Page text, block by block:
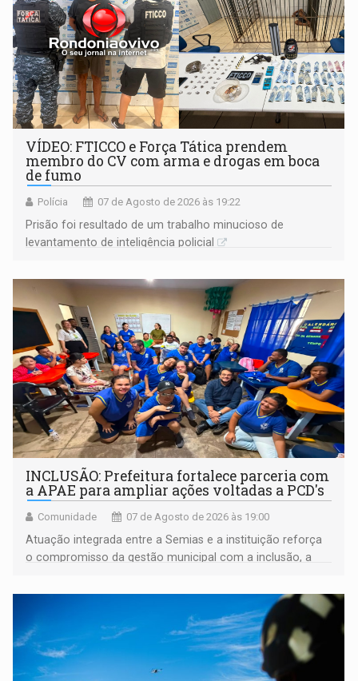
VÍDEO: FTICCO e Força Tática prendem
membro do CV com arma e drogas em boca
de fumo
Polícia 07 de Agosto de 2026 às 19:22
Prisão foi resultado de um trabalho minucioso de
levantamento de inteligência policial
INCLUSÃO: Prefeitura fortalece parceria com
a APAE para ampliar ações voltadas a PCD's
Comunidade 07 de Agosto de 2026 às 19:00
Atuação integrada entre a Semias e a instituição reforça
o compromisso da gestão municipal com a inclusão, a